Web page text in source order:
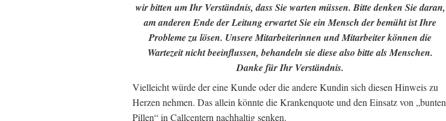
wir bitten um Ihr Verständnis, dass Sie warten müssen. Bitte denken Sie daran,
am anderen Ende der Leitung erwartet Sie ein Mensch der bemüht ist Ihre
Probleme zu lösen. Unsere Mitarbeiterinnen und Mitarbeiter können die
Wartezeit nicht beeinflussen, behandeln sie diese also bitte als Menschen.
Danke für Ihr Verständnis.
Vielleicht würde der eine Kunde oder die andere Kundin sich diesen Hinweis zu
Herzen nehmen. Das allein könnte die Krankenquote und den Einsatz von „bunten
Pillen“ in Callcentern nachhaltig senken.